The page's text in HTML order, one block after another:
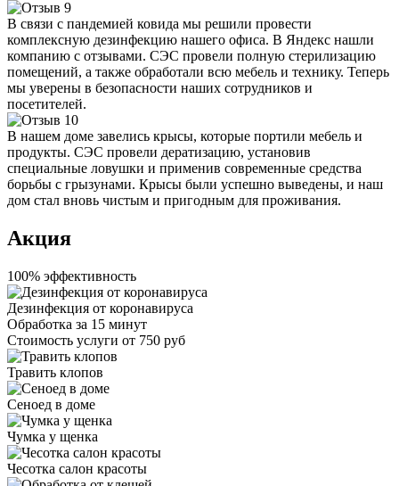
В связи с пандемией ковида мы решили провести
комплексную дезинфекцию нашего офиса. В Яндекс нашли
компанию с отзывами. СЭС провели полную стерилизацию
помещений, а также обработали всю мебель и технику. Теперь
мы уверены в безопасности наших сотрудников и
посетителей.
В нашем доме завелись крысы, которые портили мебель и
продукты. СЭС провели дератизацию, установив
специальные ловушки и применив современные средства
борьбы с грызунами. Крысы были успешно выведены, и наш
дом стал вновь чистым и пригодным для проживания.
Акция
100% эффективность
Дезинфекция от коронавируса
Обработка за 15 минут
Стоимость услуги от 750 руб
Травить клопов
Сеноед в доме
Чумка у щенка
Чесотка салон красоты